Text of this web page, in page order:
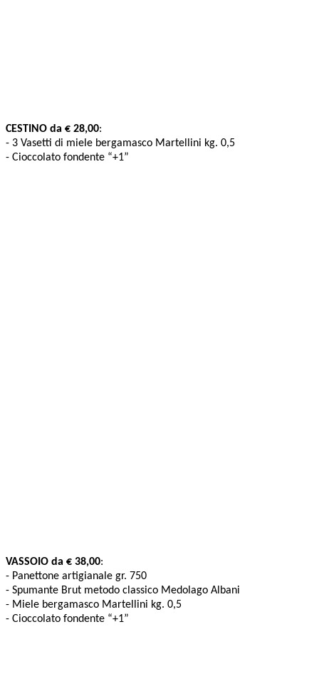
CESTINO da € 28,00:
- 3 Vasetti di miele bergamasco Martellini kg. 0,5
- Cioccolato fondente “+1”
VASSOIO da € 38,00:
- Panettone artigianale gr. 750
- Spumante Brut metodo classico Medolago Albani
- Miele bergamasco Martellini kg. 0,5
- Cioccolato fondente “+1”